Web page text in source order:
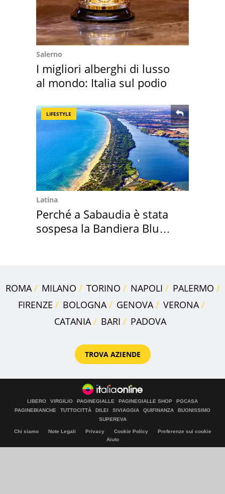
Salerno
I migliori alberghi di lusso
al mondo: Italia sul podio
LIFESTYLE
Latina
Perché a Sabaudia è stata
sospesa la Bandiera Blu
ROMA MILANO TORINO NAPOLI
PALERMO
FIRENZE
BOLOGNA GENOVA
VERONA
CATANIA
BARI PADOVA
TROVA AZIENDE
LIBERO VIRGILIO PAGINEGIALLE PAGINEGIALLE SHOP
PGCASA
PAGINEBIANCHE
TUTTOCITTÀ DILEI SIVIAGGIA QUIFINANZA
BUONISSIMO
SUPEREVA
Chi siamo Note Legali Privacy Cookie Policy
Preferenze sui cookie
Aiuto